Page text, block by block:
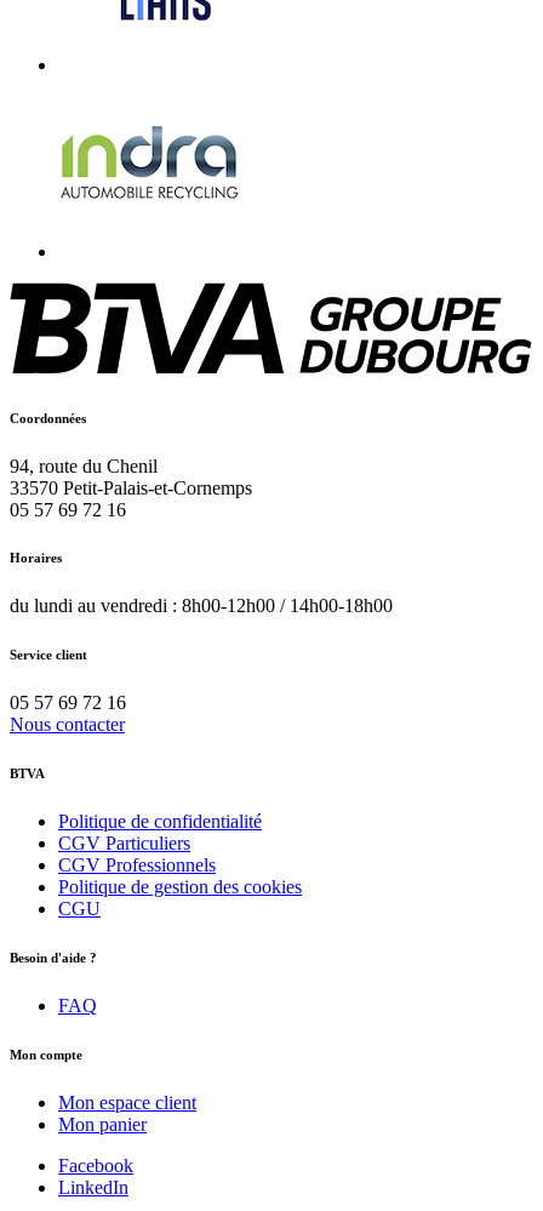
Coordonnées
94, route du Chenil
33570 Petit-Palais-et-Cornemps
05 57 69 72 16
Horaires
du lundi au vendredi : 8h00-12h00 / 14h00-18h00
Service client
05 57 69 72 16
Nous contacter
BTVA
Politique de confidentialité
CGV Particuliers
CGV Professionnels
Politique de gestion des cookies
CGU
Besoin d'aide ?
FAQ
Mon compte
Mon espace client
Mon panier
Facebook
LinkedIn